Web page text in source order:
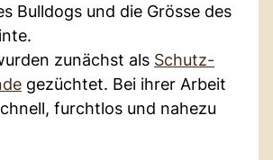
Bulldogs und die Grösse des
zunächst als Schutz-
gezüchtet. Bei ihrer Arbeit
furchtlos und nahezu